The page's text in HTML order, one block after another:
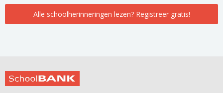
Alle schoolherinneringen lezen? Registreer gratis!